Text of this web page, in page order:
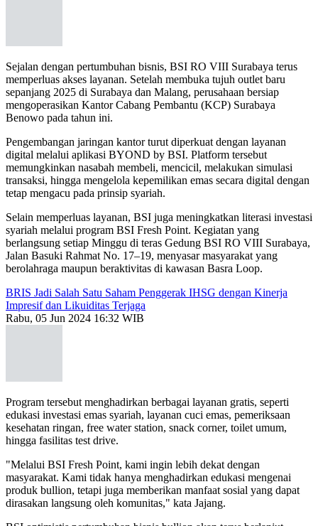
Sejalan dengan pertumbuhan bisnis, BSI RO VIII Surabaya terus
memperluas akses layanan. Setelah membuka tujuh outlet baru
sepanjang 2025 di Surabaya dan Malang, perusahaan bersiap
mengoperasikan Kantor Cabang Pembantu (KCP) Surabaya
Benowo pada tahun ini.
Pengembangan jaringan kantor turut diperkuat dengan layanan
digital melalui aplikasi BYOND by BSI. Platform tersebut
memungkinkan nasabah membeli, mencicil, melakukan simulasi
transaksi, hingga mengelola kepemilikan emas secara digital dengan
tetap mengacu pada prinsip syariah.
Selain memperluas layanan, BSI juga meningkatkan literasi investasi
syariah melalui program BSI Fresh Point. Kegiatan yang
berlangsung setiap Minggu di teras Gedung BSI RO VIII Surabaya,
Jalan Basuki Rahmat No. 17–19, menyasar masyarakat yang
berolahraga maupun beraktivitas di kawasan Basra Loop.
BRIS Jadi Salah Satu Saham Penggerak IHSG dengan Kinerja
Impresif dan Likuiditas Terjaga
Rabu, 05 Jun 2024 16:32 WIB
Program tersebut menghadirkan berbagai layanan gratis, seperti
edukasi investasi emas syariah, layanan cuci emas, pemeriksaan
kesehatan ringan, free water station, snack corner, toilet umum,
hingga fasilitas test drive.
"Melalui BSI Fresh Point, kami ingin lebih dekat dengan
masyarakat. Kami tidak hanya menghadirkan edukasi mengenai
produk bullion, tetapi juga memberikan manfaat sosial yang dapat
dirasakan langsung oleh komunitas," kata Jajang.